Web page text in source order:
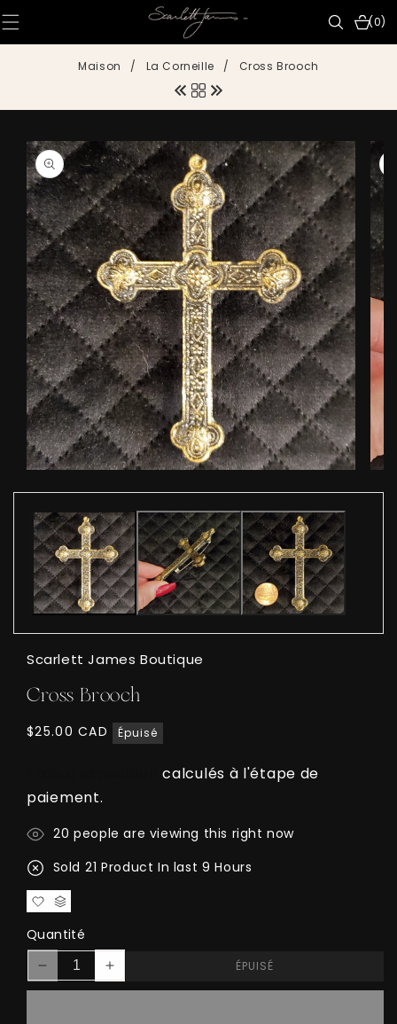
PASSER AU
CONTENU
(0)
0
Maison / La Corneille / Cross Brooch
INFORMATIONS
PRODUITS
dans
une
fenêtre
modale
Scarlett James Boutique
Cross Brooch
Prix
$25.00 CAD Épuisé
calculés à l'étape de
paiement.
13 people are viewing this right now
Sold 30 Product In last 20 Hours
Quantité
Réduire
la
Augmenter
la
ÉPUISÉ